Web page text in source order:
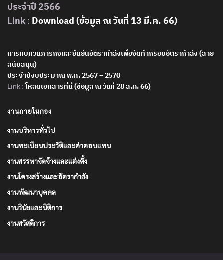
ประจำปี 2566
Link : Download (ข้อมูล ณ วันที่ 13 มี.ค. 66)
การทบทวนภารกิจและยืนยันอัตรากำลังเพื่อจัดทำกรอบอัตรากำลัง (สาย
สนับสนุน)
ประจำปีงบประมาณ พ.ศ. 2567 – 2570
Link : โหลดเอกสารที่นี่ (ข้อมูล ณ วันที่ 28 ส.ค. 66)
งานภายในกอง
งานบริหารทั่วไป
งานทะเบียนประวัติและค่าตอบแทน
งานสรรหาจัดจ้างและแต่งตั้ง
งานโครงสร้างและอัตรากำลัง
งานพัฒนาบุคคล
งานวินัยและนิติการ
งานสวัสดิการ